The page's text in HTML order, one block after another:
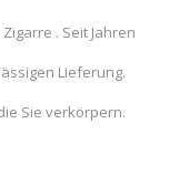
. Seit Jahren
Lieferung.
Sie verkörpern.